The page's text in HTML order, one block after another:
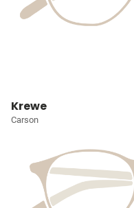
Krewe
Carson